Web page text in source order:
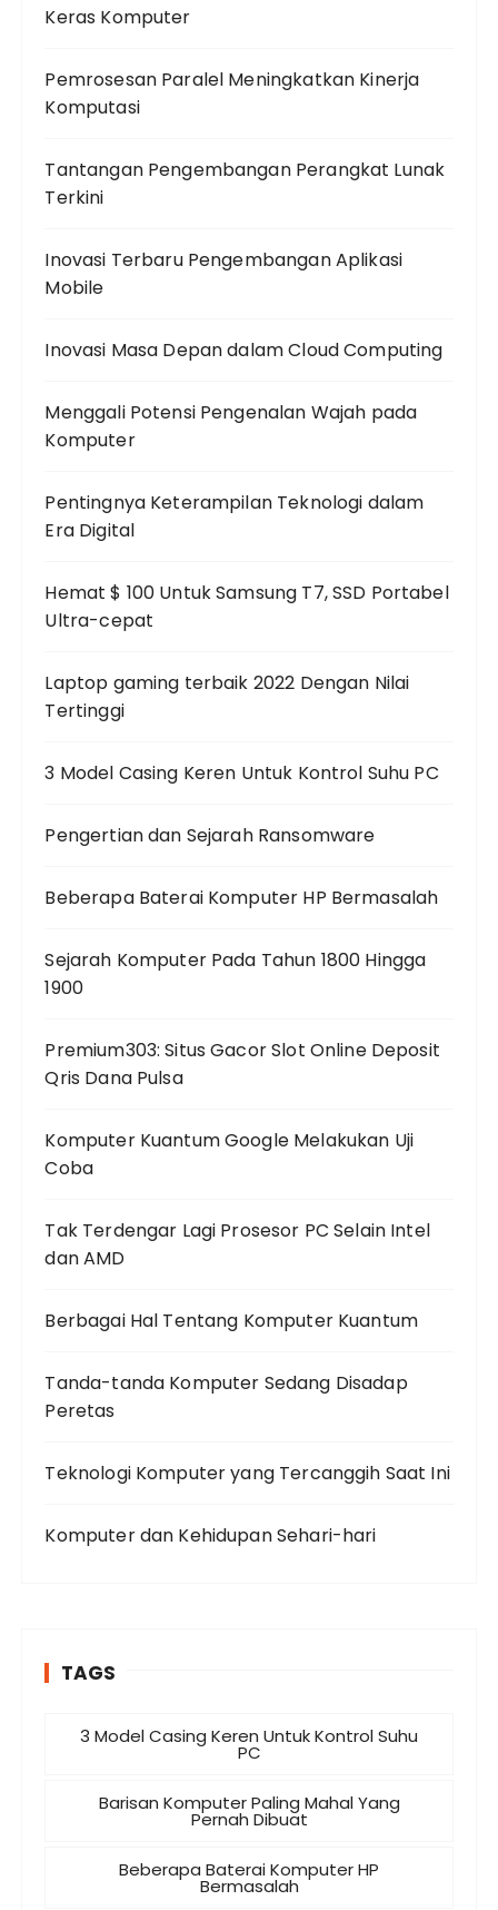
Keras Komputer
Pemrosesan Paralel Meningkatkan Kinerja
Komputasi
Tantangan Pengembangan Perangkat Lunak
Terkini
Inovasi Terbaru Pengembangan Aplikasi
Mobile
Inovasi Masa Depan dalam Cloud Computing
Menggali Potensi Pengenalan Wajah pada
Komputer
Pentingnya Keterampilan Teknologi dalam
Era Digital
Hemat $ 100 Untuk Samsung T7, SSD Portabel
Ultra-cepat
Laptop gaming terbaik 2022 Dengan Nilai
Tertinggi
3 Model Casing Keren Untuk Kontrol Suhu PC
Pengertian dan Sejarah Ransomware
Beberapa Baterai Komputer HP Bermasalah
Sejarah Komputer Pada Tahun 1800 Hingga
1900
Premium303: Situs Gacor Slot Online Deposit
Qris Dana Pulsa
Komputer Kuantum Google Melakukan Uji
Coba
Tak Terdengar Lagi Prosesor PC Selain Intel
dan AMD
Berbagai Hal Tentang Komputer Kuantum
Tanda-tanda Komputer Sedang Disadap
Peretas
Teknologi Komputer yang Tercanggih Saat Ini
Komputer dan Kehidupan Sehari-hari
TAGS
3 Model Casing Keren Untuk Kontrol Suhu
PC
Barisan Komputer Paling Mahal Yang
Pernah Dibuat
Beberapa Baterai Komputer HP
Bermasalah